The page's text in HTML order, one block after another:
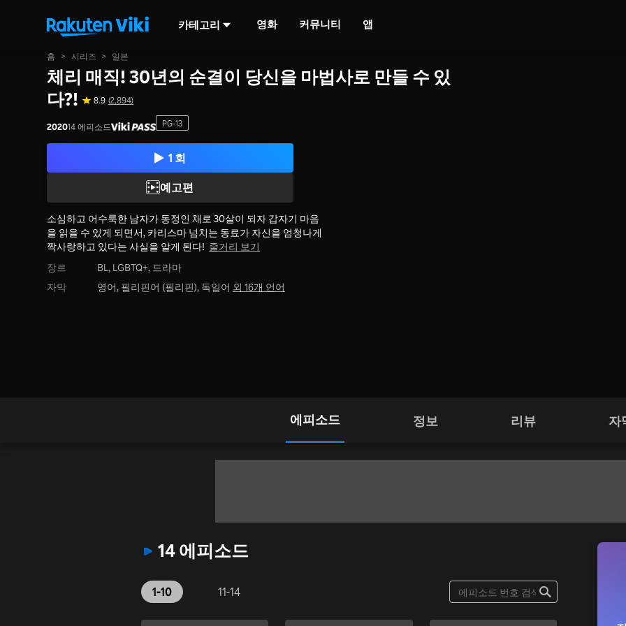
카테고리 영화 커뮤니티 앱
홈 > 시리즈 > 일본
체리 매직! 30년의 순결이 당신을 마법사로 만들 수 있
다?!
8.9 (2,894)
202014 에피소드 PG-13
1 회
예고편
소심하고 어수룩한 남자가 동정인 채로 30살이 되자 갑자기 마음
을 읽을 수 있게 되면서, 카리스마 넘치는 동료가 자신을 엄청나게
짝사랑하고 있다는 사실을 알게 된다! 줄거리 보기
장르
BL, LGBTQ+, 드라마
자막
영어, 필리핀어 (필리핀), 독일어 외 16개 언어
에피소드 정보 리뷰 자
14 에피소드
1-10 11-14